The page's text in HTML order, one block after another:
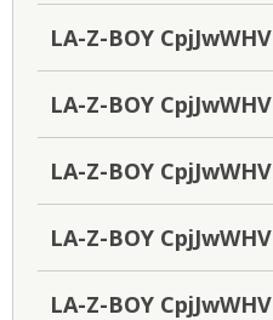
LA-Z-BOY CpjJwWHV
LA-Z-BOY CpjJwWHV
LA-Z-BOY CpjJwWHV
LA-Z-BOY CpjJwWHV
LA-Z-BOY CpjJwWHV